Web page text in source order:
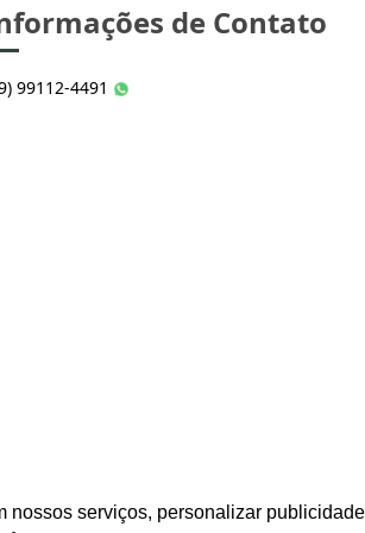
nossos serviços, personalizar
de Contato
99112-4491